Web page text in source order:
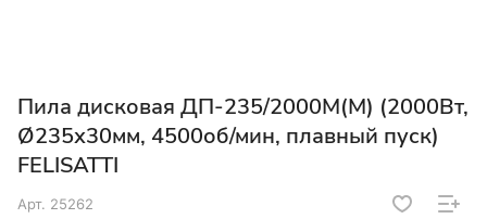
Пила дисковая ДП-235/2000М(М) (2000Вт,
Ø235х30мм, 4500об/мин, плавный пуск)
FELISATTI
Арт. 25262